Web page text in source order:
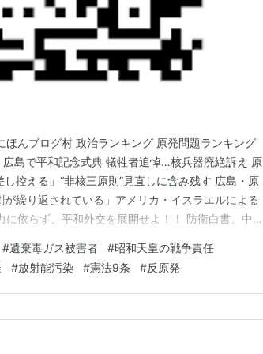
ほんブログ村 政治ランキング 原発問題ランキング
島で平和記念式典 犠牲者追悼…核兵器廃絶訴え 原
控える」“非核三原則”見直しに含み残す 広島・原
繰り返されている」アメリカ・イスラエルによる
依らず、平和外交を展開せよ！！ 防衛白書、中国
和首長会議加盟を」と要望 日本から核廃絶の声を
#遺棄毒ガス被害者 #昭和天皇の戦争責任
#放射能汚染 #憲法9条 #反原発